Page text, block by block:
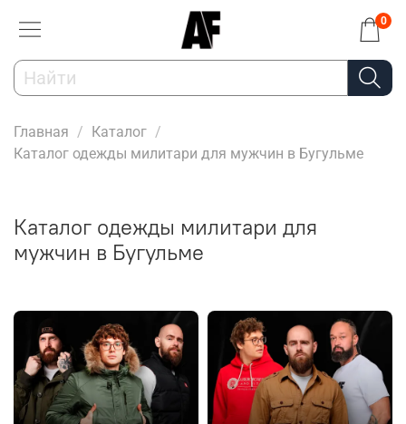
0
Главная
Каталог
Каталог одежды милитари для мужчин в Бугульме
Каталог одежды милитари для
мужчин в Бугульме